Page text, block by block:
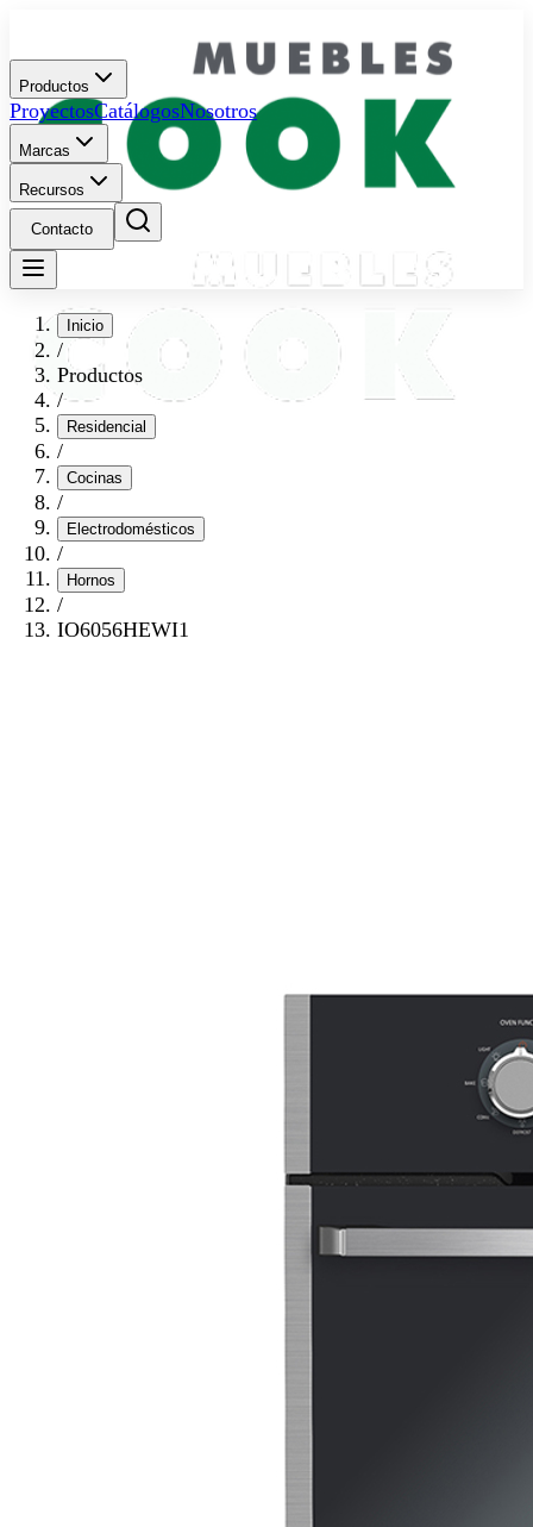
Productos
ProyectosCatálogosNosotros
Marcas
Recursos
Contacto
Inicio
/
Productos
/
Residencial
/
Cocinas
/
Electrodomésticos
/
Hornos
/
IO6056HEWI1